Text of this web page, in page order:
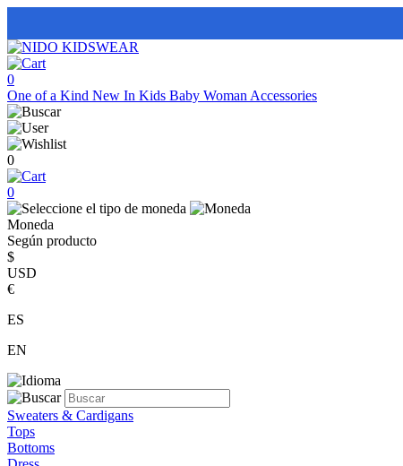
0
One of a Kind New In Kids Baby Woman Accessories
0
0
Moneda
Según producto
$
USD
€
ES
EN
Sweaters & Cardigans
Tops
Bottoms